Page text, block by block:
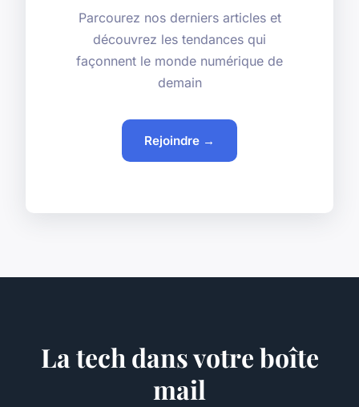
Parcourez nos derniers articles et
découvrez les tendances qui
façonnent le monde numérique de
demain
Rejoindre →
La tech dans votre boîte
mail